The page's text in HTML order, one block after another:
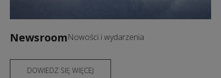
NewsroomNowości i wydarzenia
DOWIEDZ SIĘ WIĘCEJ